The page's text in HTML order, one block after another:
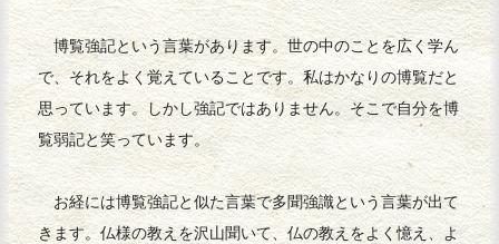
博覧強記という言葉があります。世の中のことを広く学ん
で、それをよく覚えていることです。私はかなりの博覧だと
思っています。しかし強記ではありません。そこで自分を博
覧弱記と笑っています。
お経には博覧強記と似た言葉で多聞強識という言葉が出て
きます。仏様の教えを沢山聞いて、仏の教えをよく憶え、よ